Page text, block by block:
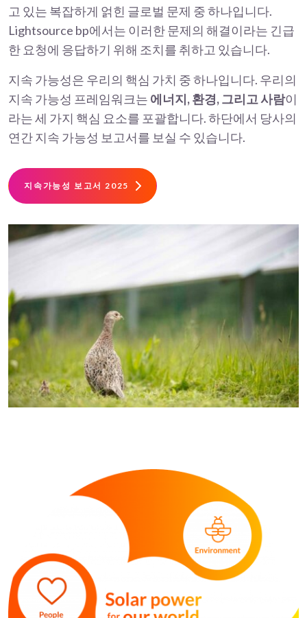
고 있는 복잡하게 얽힌 글로벌 문제 중 하나입니다.
Lightsource bp에서는 이러한 문제의 해결이라는 긴급
한 요청에 응답하기 위해 조치를 취하고 있습니다.
지속 가능성은 우리의 핵심 가치 중 하나입니다. 우리의
지속 가능성 프레임워크는 에너지, 환경, 그리고 사람이
라는 세 가지 핵심 요소를 포괄합니다. 하단에서 당사의
연간 지속 가능성 보고서를 보실 수 있습니다.
지속가능성 보고서 2025